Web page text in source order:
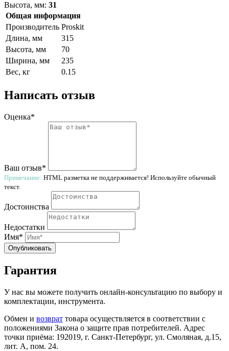
Высота, мм: 31
Общая информация
Производитель Proskit
Длина, мм
315
Высота, мм
70
Ширина, мм
235
Вес, кг
0.15
Написать отзыв
Оценка*
Ваш отзыв*
Примечание: HTML разметка не поддерживается! Используйте обычный
текст.
Достоинства
Недостатки
Имя*
Опубликовать
Гарантия
У нас вы можете получить онлайн-консультацию по выбору и
комплектации, инструмента.
Обмен и возврат товара осуществляется в соответствии с
положениями Закона о защите прав потребителей. Адрес
точки приёма: 192019, г. Санкт-Петербург, ул. Смоляная, д.15,
лит. А, пом. 24.